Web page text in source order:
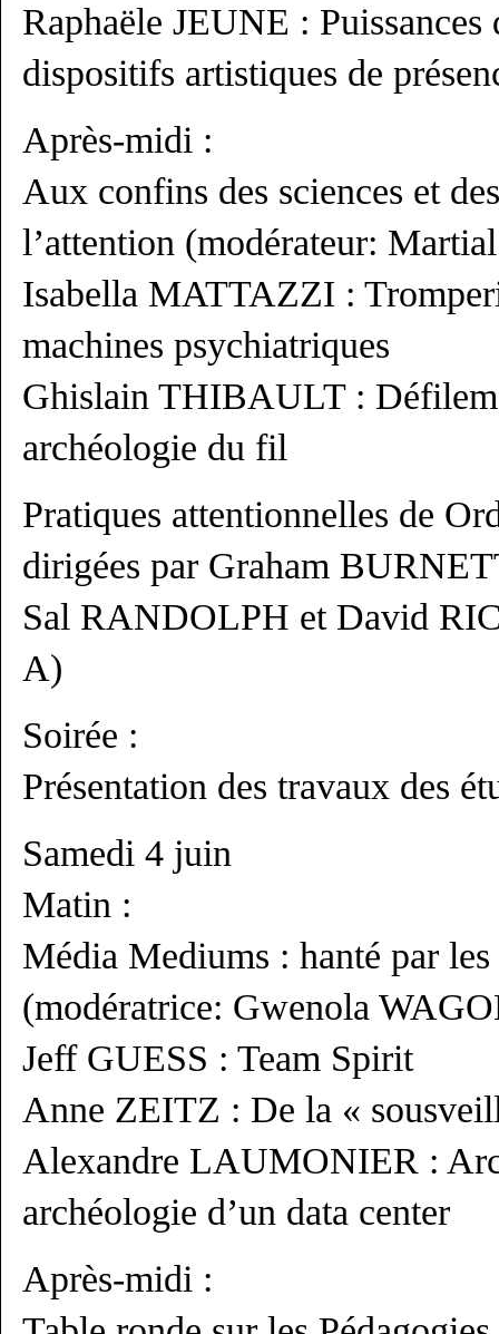
Raphaële JEUNE : Puissances
dispositifs artistiques de
Après-midi :
Aux confins des sciences et
l’attention (modérateur:
Isabella MATTAZZI :
machines psychiatriques
Ghislain THIBAULT :
archéologie du fil
Pratiques attentionnelles de
dirigées par Graham
Sal RANDOLPH et David
A)
Soirée :
Présentation des travaux des
Samedi 4 juin
Matin :
Média Mediums : hanté par
(modératrice: Gwenola
Jeff GUESS : Team Spirit
Anne ZEITZ : De la «
Alexandre LAUMONIER :
archéologie d’un data center
Après-midi :